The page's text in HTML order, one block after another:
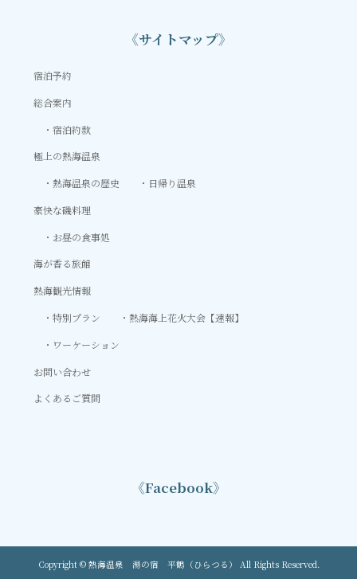
《サイトマップ》
宿泊予約
総合案内
宿泊約款
極上の熱海温泉
熱海温泉の歴史
日帰り温泉
豪快な磯料理
お昼の食事処
海が香る旅館
熱海観光情報
特別プラン
熱海海上花火大会【速報】
ワーケーション
お問い合わせ
よくあるご質問
《Facebook》
Copyright © 熱海温泉 湯の宿 平鶴（ひらつる） All Rights Reserved.